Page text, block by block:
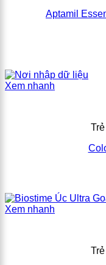
Aptamil
Xem nhanh
Xem nhanh